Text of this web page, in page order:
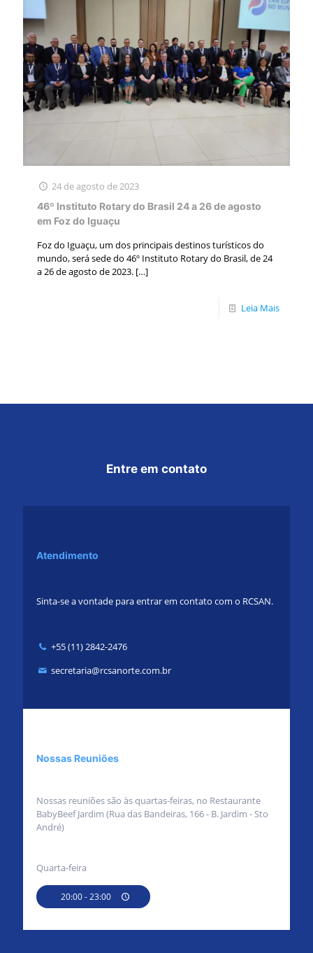
24 de agosto de 2023
46º Instituto Rotary do Brasil 24 a 26 de agosto
em Foz do Iguaçu
Foz do Iguaçu, um dos principais destinos turísticos do
mundo, será sede do 46º Instituto Rotary do Brasil, de 24
a 26 de agosto de 2023. […]
Leia Mais
Entre em contato
Atendimento
Sinta-se a vontade para entrar em contato com o RCSAN.
+55 (11) 2842-2476
secretaria@rcsanorte.com.br
Nossas Reuniões
Nossas reuniões são às quartas-feiras, no Restaurante
BabyBeef Jardim (Rua das Bandeiras, 166 - B. Jardim - Sto
André)
Quarta-feira
20:00 - 23:00